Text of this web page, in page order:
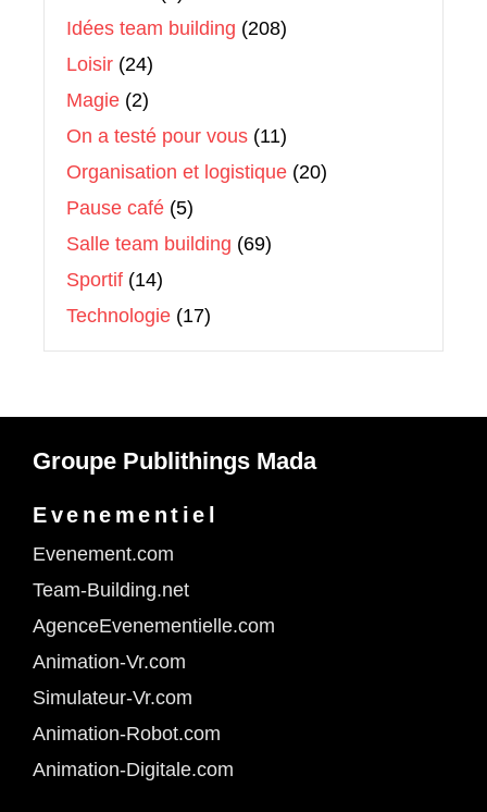
Idées team building (208)
Loisir (24)
Magie (2)
On a testé pour vous (11)
Organisation et logistique (20)
Pause café (5)
Salle team building (69)
Sportif (14)
Technologie (17)
Groupe Publithings Mada
Evenementiel
Evenement.com
Team-Building.net
AgenceEvenementielle.com
Animation-Vr.com
Simulateur-Vr.com
Animation-Robot.com
Animation-Digitale.com